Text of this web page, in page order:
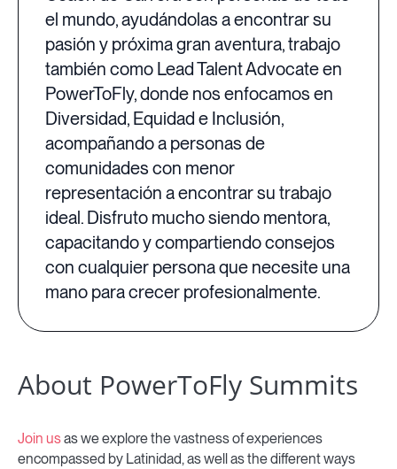
el mundo, ayudándolas a encontrar su
pasión y próxima gran aventura, trabajo
también como Lead Talent Advocate en
PowerToFly, donde nos enfocamos en
Diversidad, Equidad e Inclusión,
acompañando a personas de
comunidades con menor
representación a encontrar su trabajo
ideal. Disfruto mucho siendo mentora,
capacitando y compartiendo consejos
con cualquier persona que necesite una
mano para crecer profesionalmente.
About PowerToFly Summits
Join usas we explore the vastness of experiences
encompassed by Latinidad, as well as the different ways